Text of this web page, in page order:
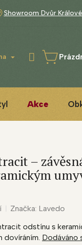
Showroom Dvůr
NÁKUPNÍ
Akce
odstínu s
dovíráním. Dodáváno
–
Značka: Lavedo